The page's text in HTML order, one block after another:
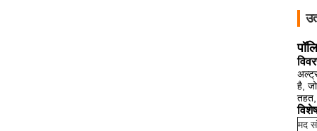
है,
तहत,
मद